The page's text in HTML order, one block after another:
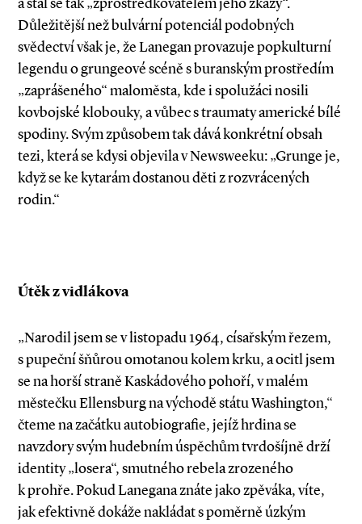
Důležitější než bulvární potenciál podobných
svědectví však je, že Lanegan provazuje popkulturní
legendu o grungeové scéně s buranským prostředím
„zaprášeného“ maloměsta, kde i spolužáci nosili
kovbojské klobouky, a vůbec s traumaty americké bílé
spodiny. Svým způsobem tak dává konkrétní obsah
tezi, která se kdysi objevila v Newsweeku: „Grunge je,
když se ke kytarám dostanou děti z rozvrácených
rodin.“
Útěk z vidlákova
„Narodil jsem se v listopadu 1964, císařským řezem,
s pupeční šňůrou omotanou kolem krku, a ocitl jsem
se na horší straně Kaskádového pohoří, v malém
městečku Ellensburg na východě státu Washington,“
čteme na začátku autobiografie, jejíž hrdina se
navzdory svým hudebním úspěchům tvrdošíjně drží
identity „losera“, smutného rebela zrozeného
k prohře. Pokud Lanegana znáte jako zpěváka, víte,
jak efektivně dokáže nakládat s poměrně úzkým